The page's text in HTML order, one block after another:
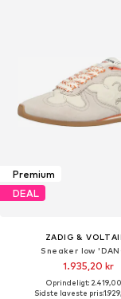
Premium
DEAL
ZADIG &
Sneaker low
1.935,20 kr
Oprindeligt:
Sidste laveste pris: